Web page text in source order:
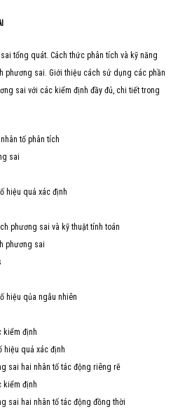
tổng quát. Cách thức phân tích và kỹ năng
phương sai. Giới thiệu cách sử dụng các phần
sai với các kiểm định đầy đủ, chi tiết trong
tố phân tích
sai
hiệu quả xác định
phương sai và kỹ thuật tính toán
phương sai
hiệu qủa ngẫu nhiên
kiểm định
hiệu quả xác định
sai hai nhân tố tác động riêng rẽ
kiểm định
sai hai nhân tố tác động đồng thời